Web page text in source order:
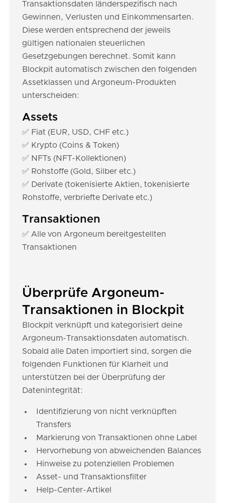
Transaktionsdaten länderspezifisch nach
Gewinnen, Verlusten und Einkommensarten.
Diese werden entsprechend der jeweils
gültigen nationalen steuerlichen
Gesetzgebungen berechnet. Somit kann
Blockpit automatisch zwischen den folgenden
Assetklassen und Argoneum-Produkten
unterscheiden:
Assets
✅ Fiat (EUR, USD, CHF etc.)
✅ Krypto (Coins & Token)
✅ NFTs (NFT-Kollektionen)
✅ Rohstoffe (Gold, Silber etc.)
✅ Derivate (tokenisierte Aktien, tokenisierte
Rohstoffe, verbriefte Derivate etc.)
Transaktionen
✅ Alle von Argoneum bereitgestellten
Transaktionen
Überprüfe Argoneum-
Transaktionen in Blockpit
Blockpit verknüpft und kategorisiert deine
Argoneum-Transaktionsdaten automatisch.
Sobald alle Daten importiert sind, sorgen die
folgenden Funktionen für Klarheit und
unterstützen bei der Überprüfung der
Datenintegrität:
Identifizierung von nicht verknüpften
Transfers
Markierung von Transaktionen ohne Label
Hervorhebung von abweichenden Balances
Hinweise zu potenziellen Problemen
Asset- und Transaktionsfilter
Help-Center-Artikel